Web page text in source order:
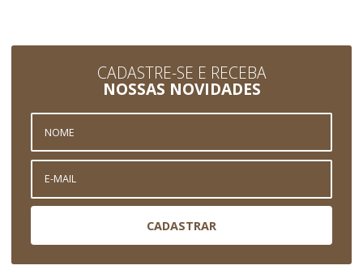
CADASTRE-SE E RECEBA
NOSSAS NOVIDADES
CADASTRAR